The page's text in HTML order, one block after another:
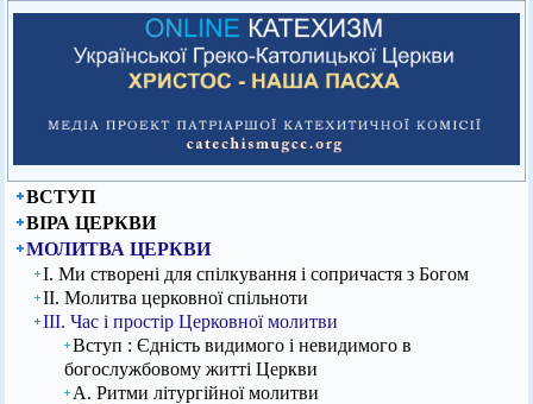
ВСТУП
ВІРА ЦЕРКВИ
МОЛИТВА ЦЕРКВИ
І. Ми створені для спілкування і сопричастя з Богом
ІІ. Молитва церковної спільноти
ІІІ. Час і простір Церковної молитви
Вступ : Єдність видимого і невидимого в
богослужбовому житті Церкви
А. Ритми літургійної молитви